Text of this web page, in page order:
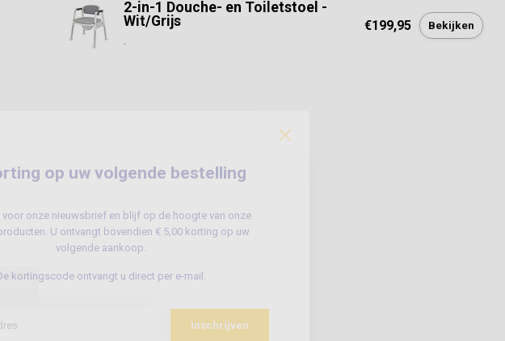
2-in-1 Douche- en Toiletstoel -
Wit/Grijs
.
€199,95 Bekijken
op uw volgende bestelling
voor onze nieuwsbrief en blijf op de hoogte van onze
U ontvangt bovendien € 5,00 korting op uw
volgende aankoop.
kortingscode ontvangt u direct per e-mail.
Inschrijven